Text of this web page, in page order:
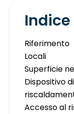
Indice
Riferimento
Locali
Superficie
Dispositivo di
Accesso al